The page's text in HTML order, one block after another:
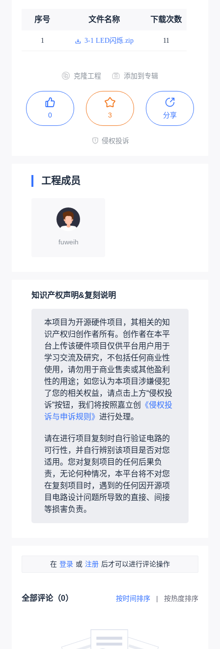
序号 文件名称 下载次数
1 3-1 LED闪烁.zip 11
克隆工程 添加到专辑
0 3 分享
侵权投诉
工程成员
fuweih
知识产权声明&复刻说明
本项目为开源硬件项目，其相关的知
识产权归创作者所有。创作者在本平
台上传该硬件项目仅供平台用户用于
学习交流及研究，不包括任何商业性
使用，请勿用于商业售卖或其他盈利
性的用途；如您认为本项目涉嫌侵犯
了您的相关权益，请点击上方“侵权投
诉”按钮，我们将按照嘉立创
《侵权投
诉与申诉规则》 进行处理。
请在进行项目复刻时自行验证电路的
可行性，并自行辨别该项目是否对您
适用。您对复刻项目的任何后果负
责，无论何种情况，本平台将不对您
在复刻项目时，遇到的任何因开源项
目电路设计问题所导致的直接、间接
等损害负责。
在 登录 或 注册 后才可以进行评论操作
全部评论（0） 按时间排序 | 按热度排序